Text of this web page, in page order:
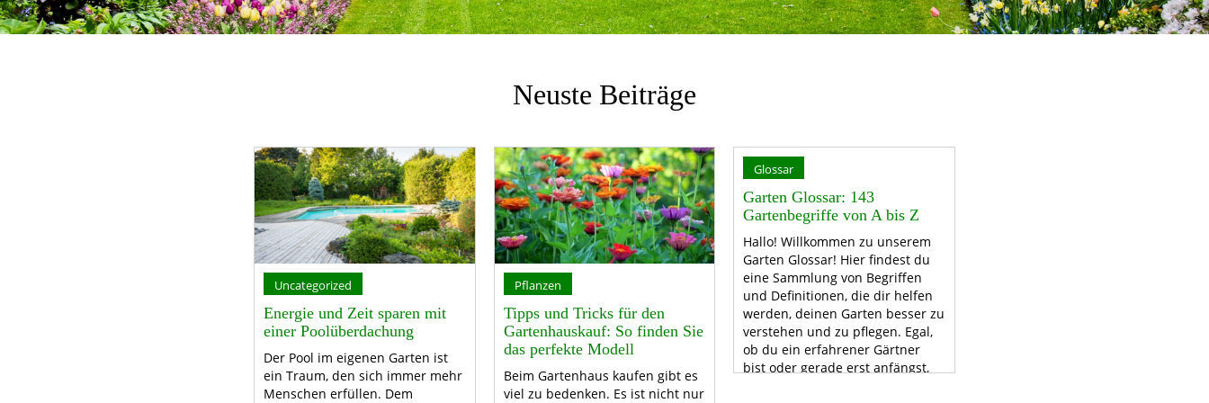
Neuste Beiträge
Uncategorized
Energie und Zeit sparen mit
einer Poolüberdachung
Der Pool im eigenen Garten ist
ein Traum, den sich immer mehr
Menschen erfüllen. Dem
Pflanzen
Tipps und Tricks für den
Gartenhauskauf: So finden Sie
das perfekte Modell
Beim Gartenhaus kaufen gibt es
viel zu bedenken. Es ist nicht nur
Glossar
Garten Glossar: 143
Gartenbegriffe von A bis Z
Hallo! Willkommen zu unserem
Garten Glossar! Hier findest du
eine Sammlung von Begriffen
und Definitionen, die dir helfen
werden, deinen Garten besser zu
verstehen und zu pflegen. Egal,
ob du ein erfahrener Gärtner
bist oder gerade erst anfängst,